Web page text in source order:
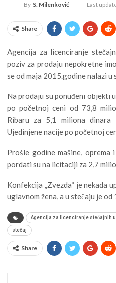
By S. Milenković Last
Share
Agencija za licenciranje
poziv za prodaju nepokretne
se od maja 2015.godine nalazi u
Na prodaju su ponuđeni objekti
po početnoj ceni od 73,8
Ribaru za 5,1 miliona dinara
Ujedinjene nacije po početnoj
Prošle godine mašine, oprema
pordati su na licitaciji za 2,7
Konfekcija „Zvezda“ je nekada
uglavnom žena, a u stečaju je
Agencija za licenciranje stečajnih
stečaj
Share